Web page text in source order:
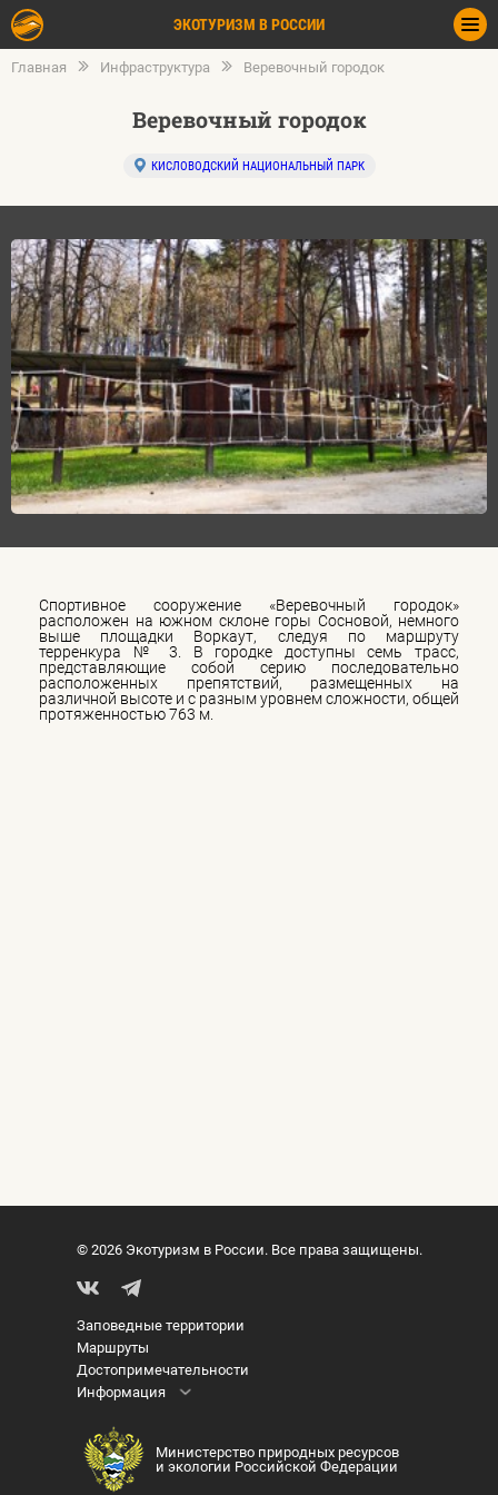
ЭКОТУРИЗМ В РОССИИ
Главная Инфраструктура Веревочный городок
Веревочный городок
КИСЛОВОДСКИЙ НАЦИОНАЛЬНЫЙ ПАРК
Спортивное сооружение «Веревочный городок»
расположен на южном склоне горы Сосновой, немного
выше площадки Воркаут, следуя по маршруту
терренкура № 3. В городке доступны семь трасс,
представляющие собой серию последовательно
расположенных препятствий, размещенных на
различной высоте и с разным уровнем сложности, общей
протяженностью 763 м.
© 2026 Экотуризм в России. Все права защищены.
Заповедные территории
Маршруты
Достопримечательности
Информация
Министерство природных ресурсов
и экологии Российской Федерации